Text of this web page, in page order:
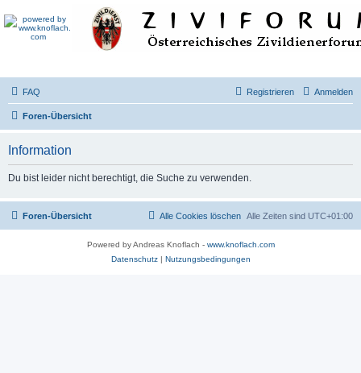
FAQ Anmelden
Registrieren
Foren-Übersicht
Information
Du bist leider nicht berechtigt, die Suche zu verwenden.
Foren-Übersicht Alle Zeiten sind UTC+01:00
Alle Cookies löschen
Powered by Andreas Knoflach - www.knoflach.com
Datenschutz| Nutzungsbedingungen